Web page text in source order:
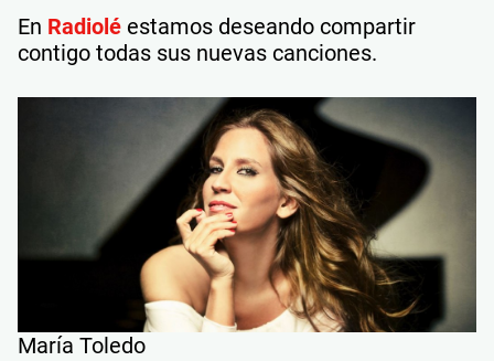
En Radiolé estamos deseando compartir
contigo todas sus nuevas canciones.
María Toledo